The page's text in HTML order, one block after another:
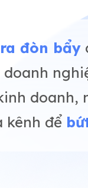
đòn bẩy
doanh,
kênh để